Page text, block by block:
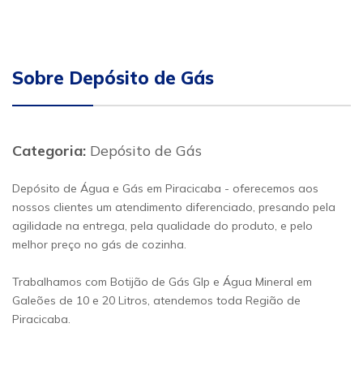
Sobre Depósito de Gás
Categoria: Depósito de Gás
Depósito de Água e Gás em Piracicaba - oferecemos aos
nossos clientes um atendimento diferenciado, presando pela
agilidade na entrega, pela qualidade do produto, e pelo
melhor preço no gás de cozinha.
Trabalhamos com Botijão de Gás Glp e Água Mineral em
Galeões de 10 e 20 Litros, atendemos toda Região de
Piracicaba.